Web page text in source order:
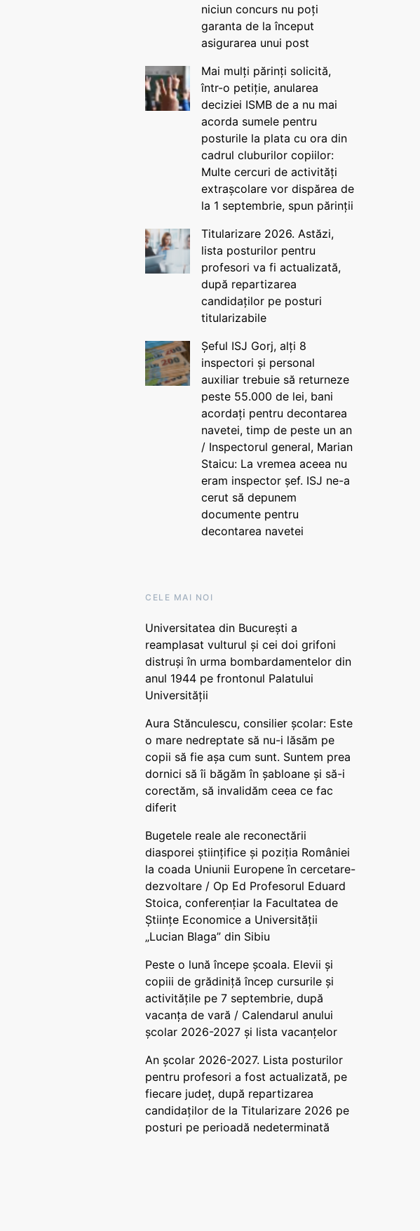
niciun concurs nu poți
garanta de la început
asigurarea unui post
Mai mulți părinți solicită,
într-o petiție, anularea
deciziei ISMB de a nu mai
acorda sumele pentru
posturile la plata cu ora din
cadrul cluburilor copiilor:
Multe cercuri de activități
extrașcolare vor dispărea de
la 1 septembrie, spun părinții
Titularizare 2026. Astăzi,
lista posturilor pentru
profesori va fi actualizată,
după repartizarea
candidaților pe posturi
titularizabile
Șeful ISJ Gorj, alți 8
inspectori și personal
auxiliar trebuie să returneze
peste 55.000 de lei, bani
acordați pentru decontarea
navetei, timp de peste un an
/ Inspectorul general, Marian
Staicu: La vremea aceea nu
eram inspector șef. ISJ ne-a
cerut să depunem
documente pentru
decontarea navetei
CELE MAI NOI
Universitatea din București a
reamplasat vulturul și cei doi grifoni
distruși în urma bombardamentelor din
anul 1944 pe frontonul Palatului
Universității
Aura Stănculescu, consilier școlar: Este
o mare nedreptate să nu-i lăsăm pe
copii să fie așa cum sunt. Suntem prea
dornici să îi băgăm în șabloane și să-i
corectăm, să invalidăm ceea ce fac
diferit
Bugetele reale ale reconectării
diasporei științifice și poziția României
la coada Uniunii Europene în cercetare-
dezvoltare / Op Ed Profesorul Eduard
Stoica, conferențiar la Facultatea de
Științe Economice a Universității
„Lucian Blaga” din Sibiu
Peste o lună începe școala. Elevii și
copiii de grădiniță încep cursurile și
activitățile pe 7 septembrie, după
vacanța de vară / Calendarul anului
școlar 2026-2027 și lista vacanțelor
An școlar 2026-2027. Lista posturilor
pentru profesori a fost actualizată, pe
fiecare județ, după repartizarea
candidaților de la Titularizare 2026 pe
posturi pe perioadă nedeterminată